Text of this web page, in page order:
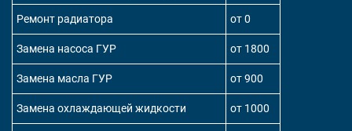
Ремонт радиатора от 0
Замена насоса ГУР от 1800
Замена масла ГУР от 900
Замена охлаждающей жидкости от 1000